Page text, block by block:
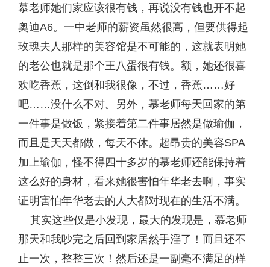
慕老师她们家应该很有钱，再说没有钱也开不起
奥迪A6。一中老师的薪资虽然很高，但要供得起
玫瑰夫人那样的美容馆是不可能的，这就表明她
的老公也就是那个王八蛋很有钱。额，她还很喜
欢吃香蕉，这倒和我很像，不过，香蕉……好
吧……没什么不对。另外，慕老师每天回家的第
一件事是做饭，紧接着第二件事居然是做瑜伽，
而且是天天都做，每天不休。超昂贵的美容SPA
加上瑜伽，怪不得四十多岁的慕老师还能保持着
这么好的身材，看来她很害怕年华老去啊，事实
证明害怕年华老去的人大都对现在的生活不满。
其实这些仅是小发现，最大的发现是，慕老师
那天和我吵完之后回到家居然手淫了！而且还不
止一次，整整三次！然后还是一副毫不满足的样